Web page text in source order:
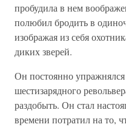
пробудила в нем
полюбил бродить в
изображая из себя
диких зверей.
Он постоянно упражнялся
шестизарядного
раздобыть. Он стал
времени потратил на то,